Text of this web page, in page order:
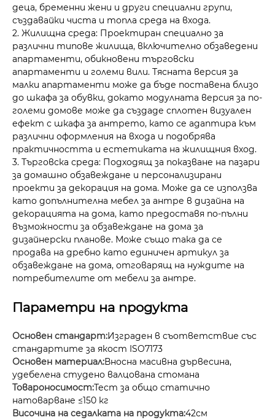
деца, бременни жени и други специални групи,
създавайки чиста и топла среда на входа.
2. Жилищна среда: Проектиран специално за
различни типове жилища, включително обзаведени
апартаменти, обикновени търговски
апартаменти и големи вили. Тясната версия за
малки апартаменти може да бъде поставена близо
до шкафа за обувки, докато модулната версия за по-
големи домове може да създаде сплотен визуален
ефект с шкафа за антрето, като се адаптира към
различни оформления на входа и подобрява
практичността и естетиката на жилищния вход.
3. Търговска среда: Подходящ за показване на пазари
за домашно обзавеждане и персонализирани
проекти за декорация на дома. Може да се използва
като допълнителна мебел за антре в дизайна на
декорацията на дома, като предоставя по-пълни
възможности за обзавеждане на дома за
дизайнерски планове. Може също така да се
продава на дребно като единичен артикул за
обзавеждане на дома, отговарящ на нуждите на
потребителите от мебели за антре.
Параметри на продукта
Основен стандарт:Изграден в съответствие със
стандартите за якост ISO7173
Основен материал:Вносна масивна дървесина,
удебелена студено валцована стомана
Товароносимост:Тест за общо статично
натоварване ≤150 кг
Височина на седалката на продукта:42см